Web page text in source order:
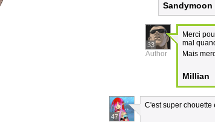
Sandymoon
33
Author
Merci
mal
Mais
Millian
47
C'est super chouette